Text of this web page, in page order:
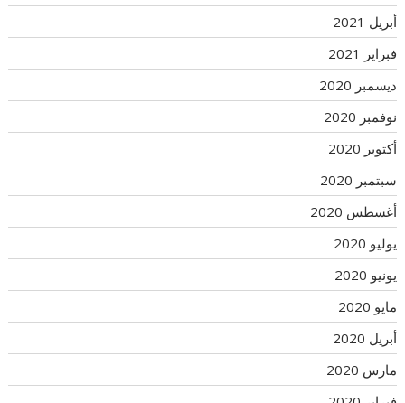
أبريل 2021
فبراير 2021
ديسمبر 2020
نوفمبر 2020
أكتوبر 2020
سبتمبر 2020
أغسطس 2020
يوليو 2020
يونيو 2020
مايو 2020
أبريل 2020
مارس 2020